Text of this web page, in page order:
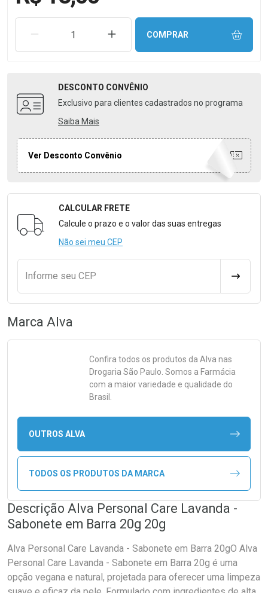
REMOVER UMA UNIDADEAUMENTAR UMA UNIDADE
COMPRAR
DESCONTO CONVÊNIO
Exclusivo para clientes cadastrados no programa
Saiba Mais
Ver Desconto Convênio
Formulário para Calcular o Frete
CALCULAR FRETE
Calcule o prazo e o valor das suas entregas
Não sei meu CEP
Informe seu CEP
Marca Alva
Confira todos os produtos da Alva nas
Drogaria São Paulo. Somos a Farmácia
com a maior variedade e qualidade do
Brasil.
OUTROS ALVA
TODOS OS PRODUTOS DA MARCA
Descrição Alva Personal Care Lavanda -
Sabonete em Barra 20g 20g
Alva Personal Care Lavanda - Sabonete em Barra 20gO Alva
Personal Care Lavanda - Sabonete em Barra 20g é uma
opção vegana e natural, projetada para oferecer uma limpeza